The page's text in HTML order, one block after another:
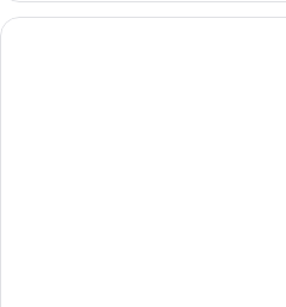
2